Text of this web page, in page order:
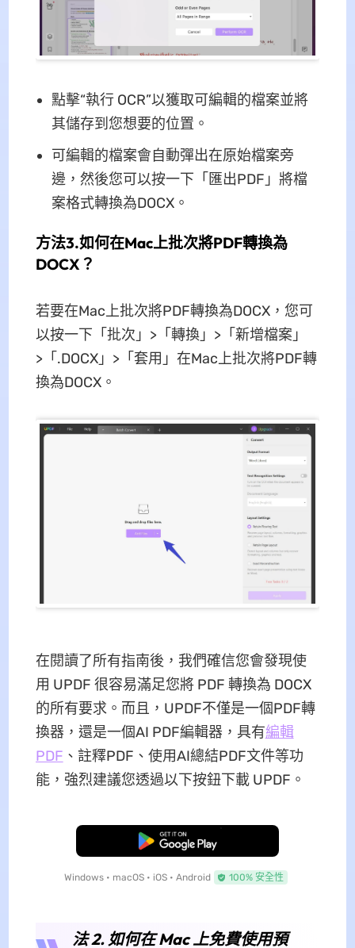
點擊“執行 OCR”以獲取可編輯的檔案並將
其儲存到您想要的位置。
可編輯的檔案會自動彈出在原始檔案旁
邊，然後您可以按一下「匯出PDF」將檔
案格式轉換為DOCX。
方法3.如何在Mac上批次將PDF轉換為
DOCX？
若要在Mac上批次將PDF轉換為DOCX，您可
以按一下「批次」>「轉換」>「新增檔案」
>「.DOCX」>「套用」在Mac上批次將PDF轉
換為DOCX。
在閱讀了所有指南後，我們確信您會發現使
用 UPDF 很容易滿足您將 PDF 轉換為 DOCX
的所有要求。而且，UPDF不僅是一個PDF轉
換器，還是一個AI PDF編輯器，具有編輯
PDF 、註釋PDF、使用AI總結PDF文件等功
能，強烈建議您透過以下按鈕下載 UPDF。
免費下載
Windows • macOS • iOS • Android 100% 安全性
法 2. 如何在 Mac 上免費使用預